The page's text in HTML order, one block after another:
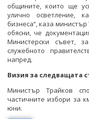
общините, които ще
улично осветление,
бизнеса“, каза
обясни, че
Министерски съвет,
служебното
напред.
Визия за следващата
Министър Трайков
частичните избори за
юни.